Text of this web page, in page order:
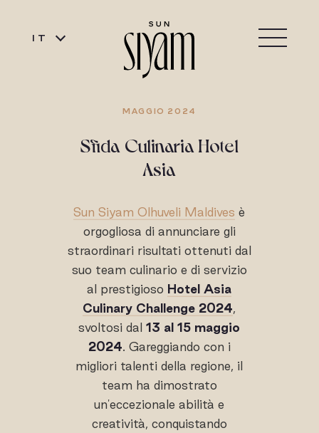
IT
MAGGIO 2024
Sfida Culinaria Hotel
Asia
Sun Siyam Olhuveli Maldives è
orgogliosa di annunciare gli
straordinari risultati ottenuti dal
suo team culinario e di servizio
al prestigioso Hotel Asia
Culinary Challenge 2024,
svoltosi dal13 al 15 maggio
2024. Gareggiando con i
migliori talenti della regione, il
team ha dimostrato
un'eccezionale abilità e
creatività, conquistando